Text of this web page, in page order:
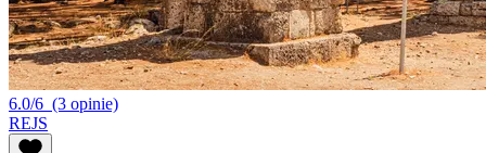
6.0/6 (3 opinie)
REJS